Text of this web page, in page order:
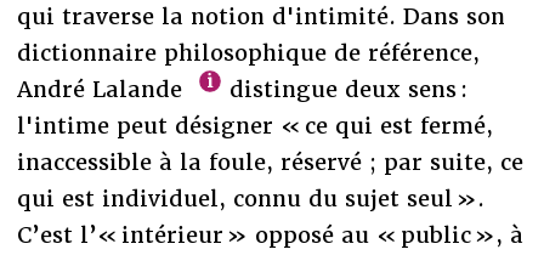
qui traverse la notion d'intimité. Dans son
dictionnaire philosophique de référence,
André Lalande
distingue deux sens :
l'intime peut désigner « ce qui est fermé,
inaccessible à la foule, réservé ; par suite, ce
qui est individuel, connu du sujet seul ».
C’est l’« intérieur » opposé au « public », à